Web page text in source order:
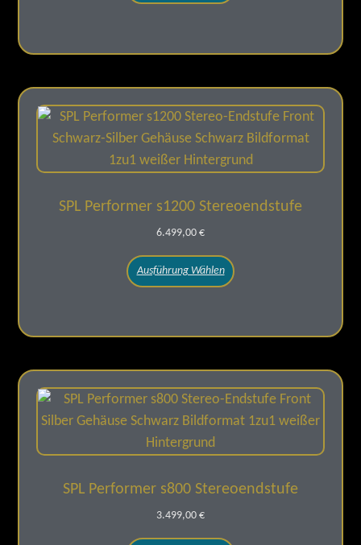
SPL Performer s1200 Stereoendstufe
6.499,00 €
Ausführung Wählen
SPL Performer s800 Stereoendstufe
3.499,00 €